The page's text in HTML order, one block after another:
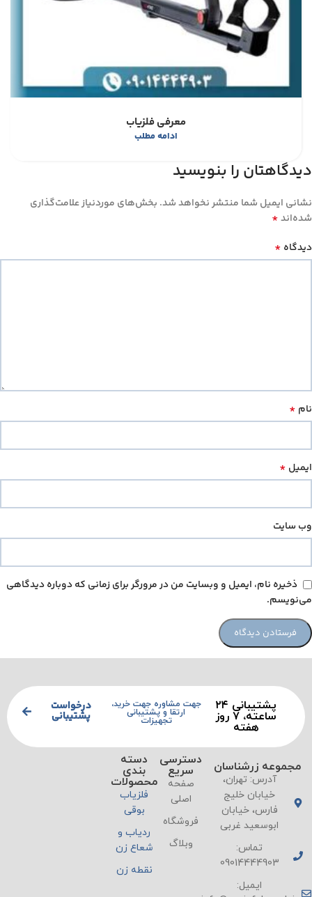
معرفی فلزیاب
ادامه مطلب
دیدگاهتان را بنویسید
نشانی ایمیل شما منتشر نخواهد شد. بخش‌های موردنیاز علامت‌گذاری
شده‌اند*
دیدگاه *
نام *
ایمیل *
وب‌ سایت
ذخیره نام، ایمیل و وبسایت من در مرورگر برای زمانی که دوباره دیدگاهی
می‌نویسم.
پشتیبانی ۲۴
ساعته، ۷ روز
هفته
جهت مشاوره جهت خرید،
ارتقا و پشتیبانی
تجهیزات
درخواست
پشتیبانی
مجموعه زرشناسان
آدرس: تهران،
خیابان خلیج
فارس، خیابان
ابوسعید غربی
تماس:
09014444903
ایمیل:
دسترسی
سریع
صفحه
اصلی
فروشگاه
وبلاگ
دسته
بندی
محصولات
فلزیاب
بوقی
ردیاب و
شعاع زن
نقطه زن